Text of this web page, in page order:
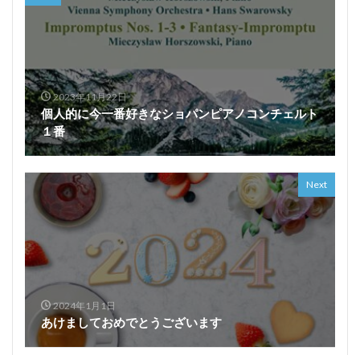
2023年11月22日
個人的に今一番好きなショパンピアノコンチェルト
１番
Next
2024年1月1日
あけましておめでとうございます